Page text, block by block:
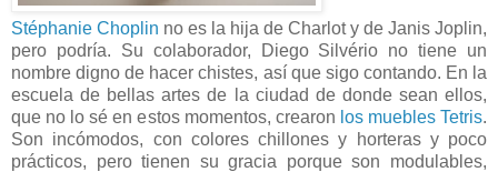
Stéphanie Choplin no es la hija de Charlot y de Janis Joplin,
pero podría. Su colaborador, Diego Silvério no tiene un
nombre digno de hacer chistes, así que sigo contando. En la
escuela de bellas artes de la ciudad de donde sean ellos,
que no lo sé en estos momentos, crearon los muebles Tetris.
Son incómodos, con colores chillones y horteras y poco
prácticos, pero tienen su gracia porque son modulables,